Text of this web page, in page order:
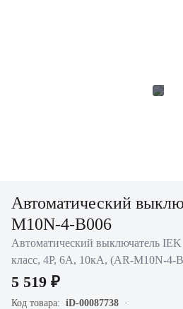
Автоматический
M10N-4-B006
Автоматический выключатель
класс, 4P, 6А, 10кА, (AR-M10N-4-
5 519 ₽
Код товара: iD-00087738